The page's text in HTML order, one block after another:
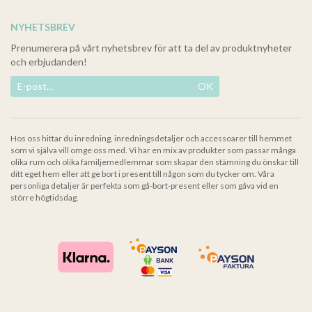
NYHETSBREV
Prenumerera på vårt nyhetsbrev för att ta del av produktnyheter
och erbjudanden!
OK
Hos oss hittar du inredning, inredningsdetaljer och accessoarer till hemmet
som vi själva vill omge oss med. Vi har en mix av produkter som passar många
olika rum och olika familjemedlemmar som skapar den stämning du önskar till
ditt eget hem eller att ge bort i present till någon som du tycker om. Våra
personliga detaljer är perfekta som gå-bort-present eller som gåva vid en
större högtidsdag.